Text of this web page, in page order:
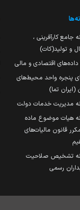
جامع کارآفرینی ،
و تولید(کات)
اقتصادی و مالی
پنجره واحد محیط‌های
(ایران تما)
مدیریت خدمات دولت
هیات موضوع ماده
مکرر قانون مالیات‌های
تشخیص صلاحیت
رسمی